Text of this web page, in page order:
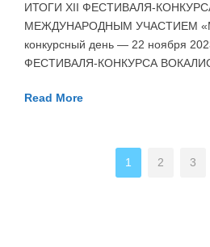
ИТОГИ XII ФЕСТИВАЛЯ-
МЕЖДУНАРОДНЫМ УЧАСТИЕМ
конкурсный день — 22 ноября
ФЕСТИВАЛЯ-КОНКУРСА
Read More
1 2 3